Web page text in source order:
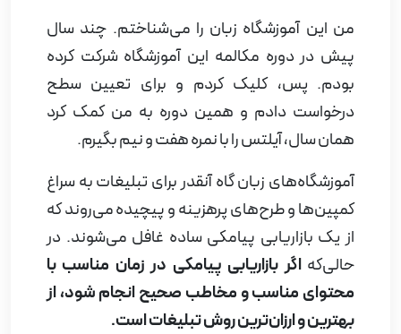
من این آموزشگاه زبان را می‌شناختم. چند سال
پیش در دوره مکالمه این آموزشگاه شرکت کرده
بودم. پس، کلیک کردم و برای تعیین سطح
درخواست دادم و همین دوره به من کمک کرد
همان سال، آیلتس را با نمره هفت و نیم بگیرم.
آموزشگاه‌های زبان گاه آنقدر برای تبلیغات به سراغ
کمپین‌ها و طرح‌های پرهزینه و پیچیده می‌روند که
از یک بازاریابی پیامکی ساده غافل می‌شوند. در
حالی‌که اگر بازاریابی پیامکی در زمان مناسب با
محتوای مناسب و مخاطب صحیح انجام شود، از
بهترین و ارزان‌ترین روش تبلیغات است.